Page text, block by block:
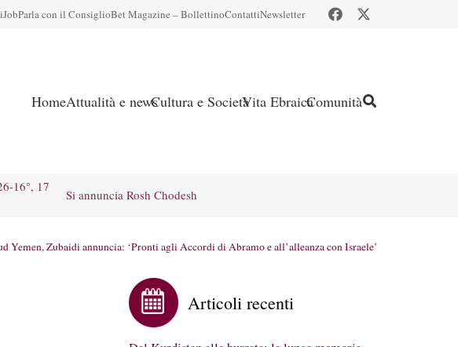
JobParla con il ConsiglioBet Magazine – BollettinoContattiNewsletter
HomeAttualità e newsCultura e SocietàVita EbraicaComunità
16°, 17
Si annuncia Rosh Chodesh
Yemen, Zubaidi annuncia: ‘Pronti agli Accordi di Abramo e all’alleanza con Israele’
Articoli recenti